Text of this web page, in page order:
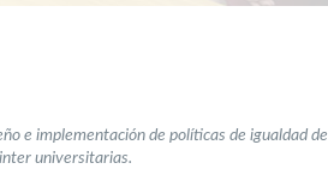
e implementación de políticas de igualdad de
universitarias.